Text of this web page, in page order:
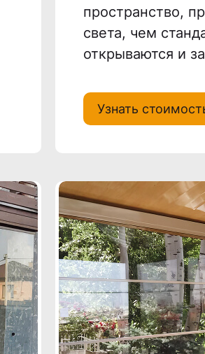
пространство,
света, чем
открываются и
Узнать